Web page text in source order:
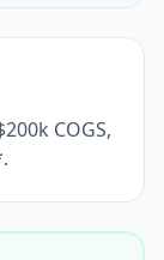
COGS,